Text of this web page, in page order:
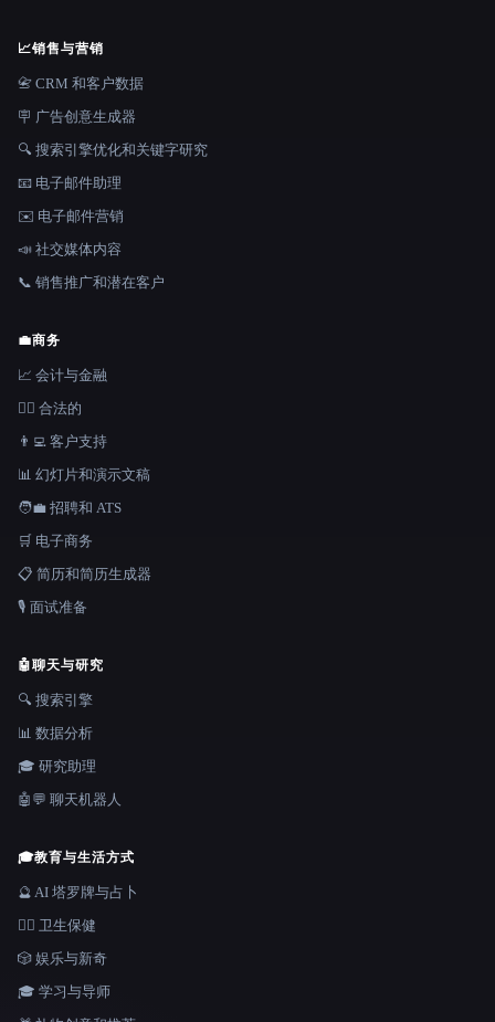
📈销售与营销
📇 CRM 和客户数据
🪧 广告创意生成器
🔍 搜索引擎优化和关键字研究
📧 电子邮件助理
✉️ 电子邮件营销
📣 社交媒体内容
📞 销售推广和潜在客户
💼商务
📈 会计与金融
👩‍⚖️ 合法的
👨‍💻 客户支持
📊 幻灯片和演示文稿
🧑‍💼 招聘和 ATS
🛒 电子商务
📋 简历和简历生成器
🎙️ 面试准备
🤖聊天与研究
🔍 搜索引擎
📊 数据分析
🎓 研究助理
🤖💬 聊天机器人
🎓教育与生活方式
🔮 AI 塔罗牌与占卜
👩‍⚕️ 卫生保健
🎲 娱乐与新奇
🎓 学习与导师